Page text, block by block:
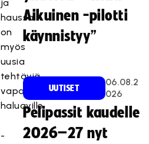
ja
haussa
on
myös
uusia
tehtäviä
vapaaehtoisiksi
haluaville.
-
Aikuinen -pilotti
käynnistyy”
UUTISET
06.08.2
026
Pelipassit kaudelle
2026–27 nyt